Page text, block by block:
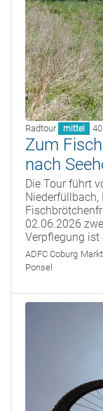
Radtour mittel
Zum
nach
Die Tour führt
Niederfüllbach,
02.06.2026
Verpflegung ist
ADFC Coburg
Ponsel